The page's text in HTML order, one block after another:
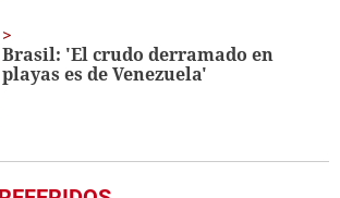
Brasil: 'El crudo derramado en
playas es de Venezuela'